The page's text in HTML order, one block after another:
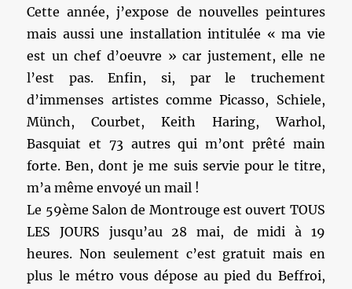
Cette année, j’expose de nouvelles peintures
mais aussi une installation intitulée « ma vie
est un chef d’oeuvre » car justement, elle ne
l’est pas. Enfin, si, par le truchement
d’immenses artistes comme Picasso, Schiele,
Münch, Courbet, Keith Haring, Warhol,
Basquiat et 73 autres qui m’ont prêté main
forte. Ben, dont je me suis servie pour le titre,
m’a même envoyé un mail !
Le 59ème Salon de Montrouge est ouvert TOUS
LES JOURS jusqu’au 28 mai, de midi à 19
heures. Non seulement c’est gratuit mais en
plus le métro vous dépose au pied du Beffroi,